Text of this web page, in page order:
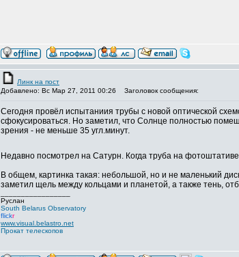
Линк на пост
Добавлено: Вс Мар 27, 2011 00:26
Заголовок сообщения:
Сегодня провёл испытаниия трубы с новой оптической
сфокусироваться. Но заметил, что Солнце полностью
зрения - не меньше 35 угл.минут.
Недавно посмотрел на Сатурн. Когда труба на
В общем, картинка такая: небольшой, но и не маленький
заметил щель между кольцами и планетой, а также тень,
Руслан
South Belarus Observatory
flickr
www.visual.belastro.net
Прокат телескопов